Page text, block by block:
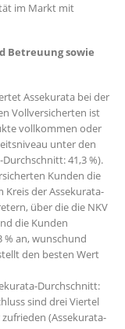
im Markt mit
Betreuung sowie
Assekurata bei der
Vollversicherten ist
vollkommen oder
unter den
41,3 %).
Kunden die
der Assekurata-
über die die NKV
die Kunden
% an, wunschund
den besten Wert
Durchschnitt:
sind drei Viertel
(Assekurata-